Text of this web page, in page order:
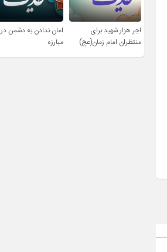
اجر هزار شهید برای
منتظران امام زمان(عج)
امان ندادن به دشمن در
مبارزه